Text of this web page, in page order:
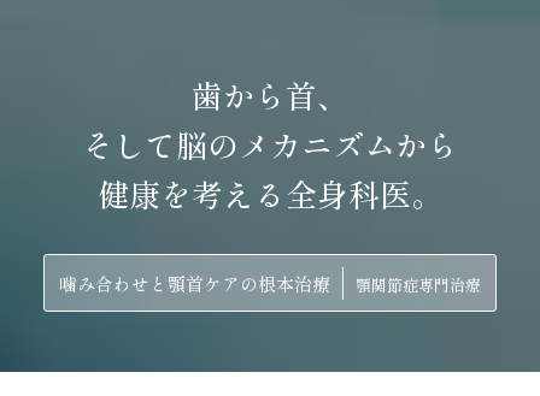
歯から首、
そして脳のメカニズムから
健康を考える全身科医。
噛み合わせと顎首ケアの根本治療 顎関節症専門治療